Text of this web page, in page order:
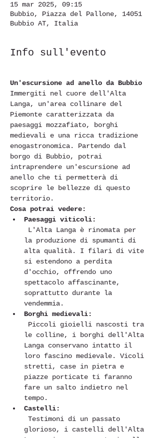
15 mar 2025, 09:15
Bubbio, Piazza del Pallone, 14051
Bubbio AT, Italia
Info sull'evento
Un'escursione ad anello da Bubbio
Immergiti nel cuore dell'Alta
Langa, un'area collinare del
Piemonte caratterizzata da
paesaggi mozzafiato, borghi
medievali e una ricca tradizione
enogastronomica. Partendo dal
borgo di Bubbio, potrai
intraprendere un'escursione ad
anello che ti permetterà di
scoprire le bellezze di questo
territorio.
Cosa potrai vedere:
Paesaggi viticoli:
la produzione di spumanti di
alta qualità. I filari di vite
si estendono a perdita
d'occhio, offrendo uno
spettacolo affascinante,
soprattutto durante la
vendemmia.
Borghi medievali:
le colline, i borghi dell'Alta
Langa conservano intatto il
loro fascino medievale. Vicoli
stretti, case in pietra e
piazze porticate ti faranno
fare un salto indietro nel
tempo.
Castelli:
glorioso, i castelli dell'Alta